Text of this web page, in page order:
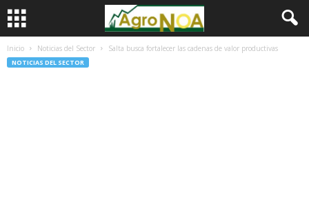
Inicio Noticias del Sector Salta busca fortalecer las cadenas de valor productivas
NOTICIAS DEL SECTOR